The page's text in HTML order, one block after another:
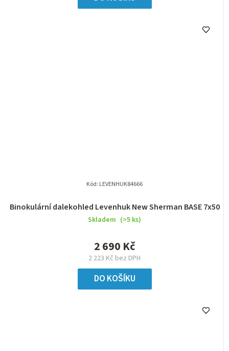
Binokulární dalekohled Levenhuk New Sherman BASE 7x50
Skladem (>5 ks)
2 223 Kč bez DPH
2 690 Kč
DO KOŠÍKU
Kód: LEVENHUK84666